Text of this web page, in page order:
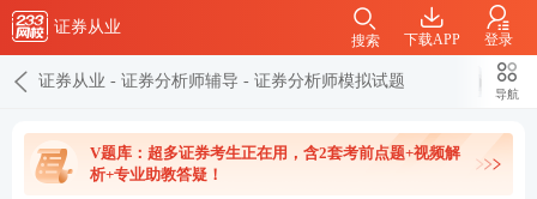
证券从业
下载APP 登录
搜索
证券从业 - 证券分析师辅导 - 证券分析师模拟试题
导航
V题库：超多证券考生正在用，含2套考前点题+视频解
析+专业助教答疑！